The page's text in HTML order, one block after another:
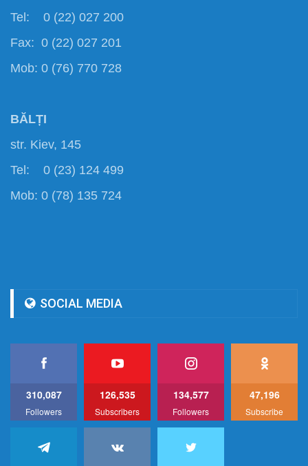
Tel: 0 (22) 027 200
Fax: 0 (22) 027 201
Mob: 0 (76) 770 728
BĂLȚI
str. Kiev, 145
Tel: 0 (23) 124 499
Mob: 0 (78) 135 724
SOCIAL MEDIA
310,087
Followers
126,535
Subscribers
134,577
Followers
47,196
Subscribe